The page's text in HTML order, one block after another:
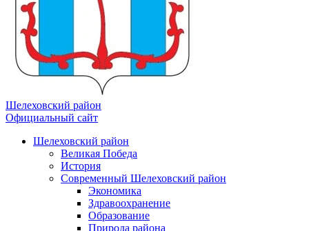
Шелеховский район
Официальный сайт
Шелеховский район
Великая Победа
История
Современный Шелеховский район
Экономика
Здравоохранение
Образование
Природа района